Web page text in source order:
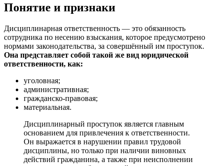
Понятие и признаки
Дисциплинарная ответственность — это обязанность
сотрудника по несению взыскания, которое предусмотрено
нормами законодательства, за совершённый им проступок.
Она представляет собой такой же вид юридической
ответственности, как:
уголовная;
административная;
гражданско-правовая;
материальная.
Дисциплинарный проступок является главным
основанием для привлечения к ответственности.
Он выражается в нарушении правил трудовой
дисциплины, но только при наличии виновных
действий гражданина, а также при неисполнении